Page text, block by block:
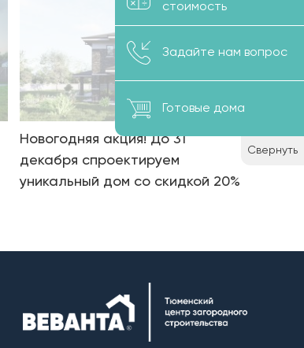
Новогодняя акция! До 31
декабря спроектируем
уникальный дом со скидкой 20%
стоимость
Задайте нам вопрос
Готовые дома
Свернуть